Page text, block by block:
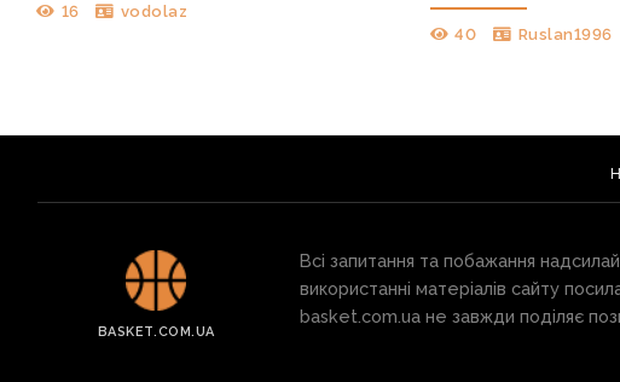
16 vodolaz
40 Ruslan1996
BASKET.COM.UA
Всі запитання та побажання
використанні матеріалів сайту
basket.com.ua не завжди поділяє